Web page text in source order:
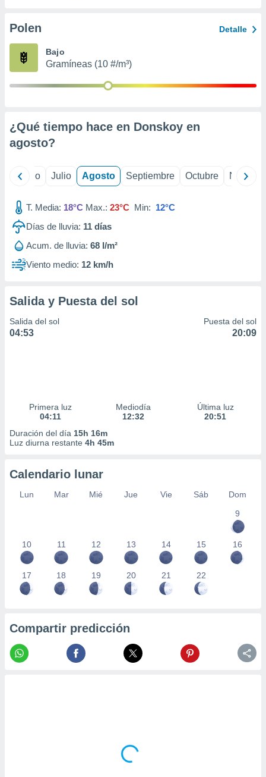
e
mediante
de
1199
Polen Detalle
Bajo
Gramíneas (10 #/m³)
¿Qué tiempo hace en Donskoy en
agosto?
Junio Julio Agosto Septiembre Octubre
T. Media: 18°C Max.: 23°C Min: 12°C
Días de lluvia: 11 días
Acum. de lluvia: 68 l/m²
Viento medio: 12 km/h
Salida y Puesta del sol
Salida del sol
04:53
Puesta del sol
20:09
Primera luz
04:11
Mediodía
12:32
Última luz
20:51
Duración del día 15h 16m
Luz diurna restante 4h 45m
Calendario lunar
Lun Mar Mié Jue Vie Sáb
Dom
9
10 11 12 13 14 15 16
17 18 19 20 21 22
Compartir predicción